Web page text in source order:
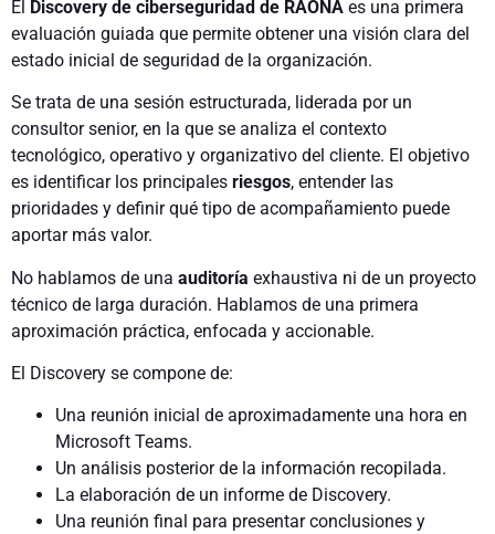
El Discovery de ciberseguridad de RAONA es una primera
evaluación guiada que permite obtener una visión clara del
estado inicial de seguridad de la organización.
Se trata de una sesión estructurada, liderada por un
consultor senior, en la que se analiza el contexto
tecnológico, operativo y organizativo del cliente. El objetivo
es identificar los principales riesgos, entender las
prioridades y definir qué tipo de acompañamiento puede
aportar más valor.
No hablamos de una auditoría exhaustiva ni de un proyecto
técnico de larga duración. Hablamos de una primera
aproximación práctica, enfocada y accionable.
El Discovery se compone de:
Una reunión inicial de aproximadamente una hora en
Microsoft Teams.
Un análisis posterior de la información recopilada.
La elaboración de un informe de Discovery.
Una reunión final para presentar conclusiones y